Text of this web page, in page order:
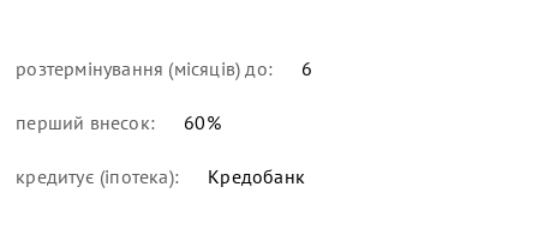
розтермінування (місяців) до: 6
перший внесок: 60%
кредитує (іпотека): Кредобанк